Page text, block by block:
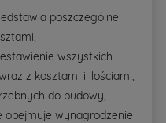
poszczególne
wszystkich
z kosztami i ilościami,
do budowy,
obejmuje wynagrodzenie